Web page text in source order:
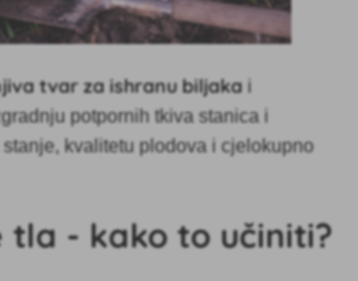
tvar za ishranu biljaka i
potpornih tkiva stanica i
kvalitetu plodova i cjelokupno
tla - kako to učiniti?